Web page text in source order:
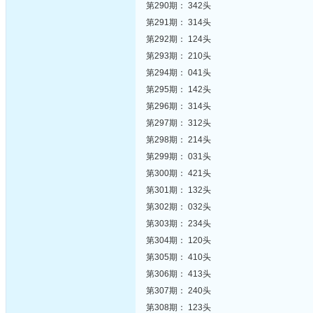
第290期： 342头
第291期： 314头
第292期： 124头
第293期： 210头
第294期： 041头
第295期： 142头
第296期： 314头
第297期： 312头
第298期： 214头
第299期： 031头
第300期： 421头
第301期： 132头
第302期： 032头
第303期： 234头
第304期： 120头
第305期： 410头
第306期： 413头
第307期： 240头
第308期： 123头